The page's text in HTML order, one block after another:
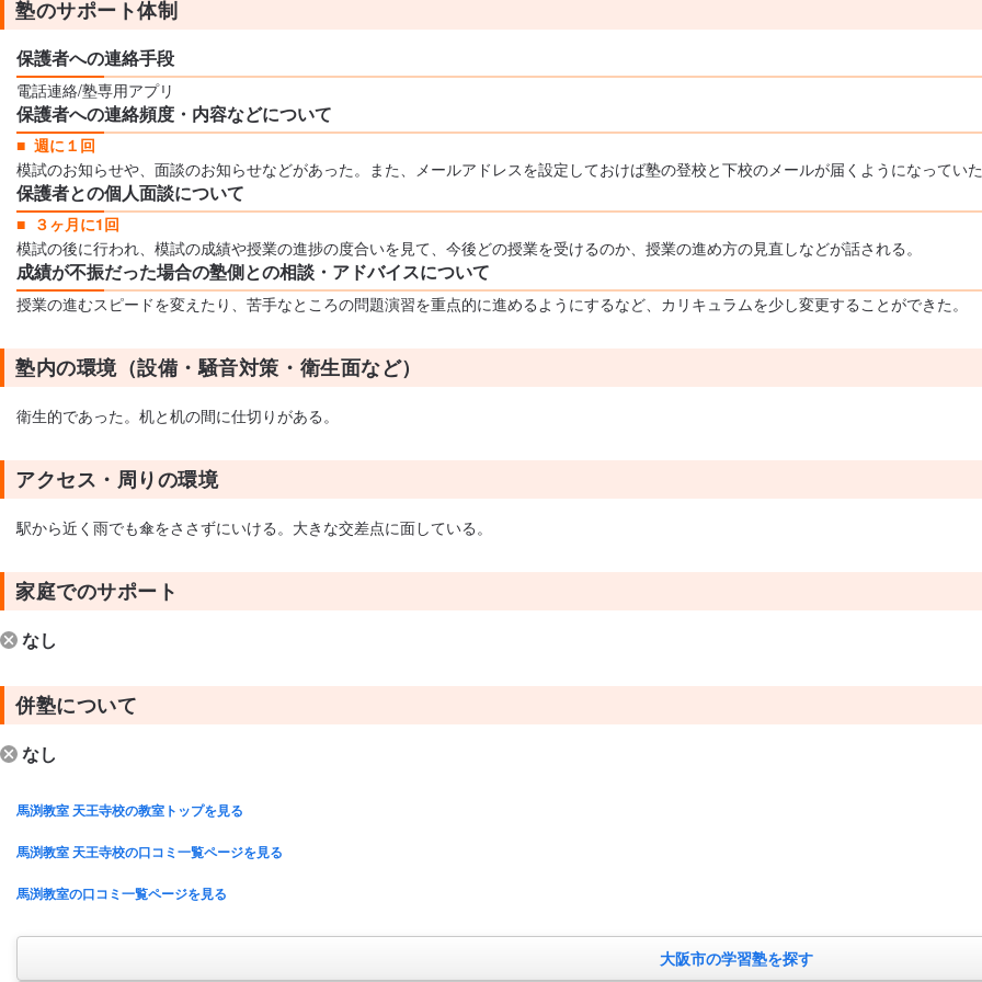
塾のサポート体制
保護者への連絡手段
電話連絡/塾専用アプリ
保護者への連絡頻度・内容などについて
週に１回
模試のお知らせや、面談のお知らせなどがあった。また、メールアドレスを設定しておけば塾の登校と下校のメールが届くようになってい
保護者との個人面談について
３ヶ月に1回
模試の後に行われ、模試の成績や授業の進捗の度合いを見て、今後どの授業を受けるのか、授業の進め方の見直しなどが話される。
成績が不振だった場合の塾側との相談・アドバイスについて
授業の進むスピードを変えたり、苦手なところの問題演習を重点的に進めるようにするなど、カリキュラムを少し変更することができた。
塾内の環境（設備・騒音対策・衛生面など）
衛生的であった。机と机の間に仕切りがある。
アクセス・周りの環境
駅から近く雨でも傘をささずにいける。大きな交差点に面している。
家庭でのサポート
なし
併塾について
なし
馬渕教室 天王寺校の教室トップを見る
馬渕教室 天王寺校の口コミ一覧ページを見る
馬渕教室の口コミ一覧ページを見る
大阪市の学習塾を探す